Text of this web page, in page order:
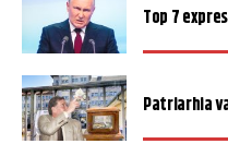
Top 7
Patriarhia